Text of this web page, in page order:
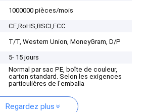
1000000 pièces/mois
CE,RoHS,BSCI,FCC
T/T, Western Union, MoneyGram, D/P
5- 15 jours
Normal par sac PE, boîte de couleur,
carton standard. Selon les exigences
particulières de l'emballa
Regardez plus